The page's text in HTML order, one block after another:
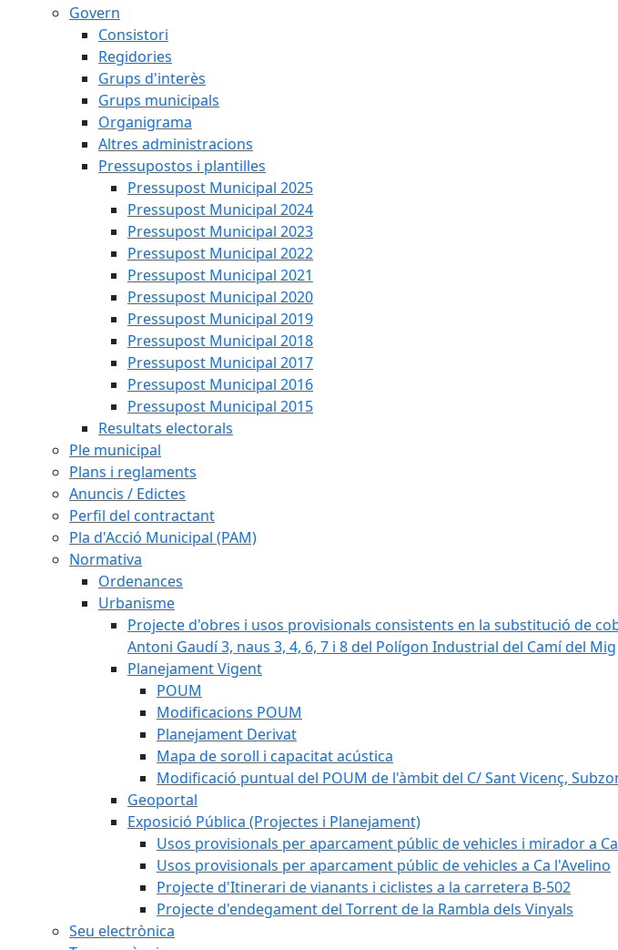
Govern
Consistori
Regidories
Grups d'interès
Grups municipals
Organigrama
Altres administracions
Pressupostos i plantilles
Pressupost Municipal 2025
Pressupost Municipal 2024
Pressupost Municipal 2023
Pressupost Municipal 2022
Pressupost Municipal 2021
Pressupost Municipal 2020
Pressupost Municipal 2019
Pressupost Municipal 2018
Pressupost Municipal 2017
Pressupost Municipal 2016
Pressupost Municipal 2015
Resultats electorals
Ple municipal
Plans i reglaments
Anuncis / Edictes
Perfil del contractant
Pla d'Acció Municipal (PAM)
Normativa
Ordenances
Urbanisme
Projecte d'obres i usos provisionals consistents en la substitució de
Antoni Gaudí 3, naus 3, 4, 6, 7 i 8 del Polígon Industrial del Camí del Mig
Planejament Vigent
POUM
Modificacions POUM
Planejament Derivat
Mapa de soroll i capacitat acústica
Modificació puntual del POUM de l'àmbit del C/ Sant Vicenç,
Geoportal
Exposició Pública (Projectes i Planejament)
Usos provisionals per aparcament públic de vehicles i mirador a
Usos provisionals per aparcament públic de vehicles a Ca l'Avelino
Projecte d'Itinerari de vianants i ciclistes a la carretera B-502
Projecte d'endegament del Torrent de la Rambla dels Vinyals
Seu electrònica